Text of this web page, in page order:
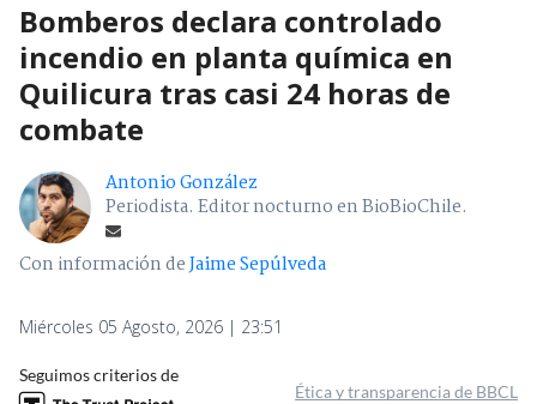
Bomberos declara controlado
incendio en planta química en
Quilicura tras casi 24 horas de
combate
Antonio González
Periodista. Editor nocturno en BioBioChile.
Con información deJaime Sepúlveda
Miércoles 05 Agosto, 2026 | 23:51
Seguimos criterios de
Ética y transparencia de BBCL